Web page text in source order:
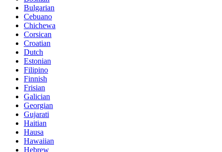
Bulgarian
Cebuano
Chichewa
Corsican
Croatian
Dutch
Estonian
Filipino
Finnish
Frisian
Galician
Georgian
Gujarati
Haitian
Hausa
Hawaiian
Hebrew